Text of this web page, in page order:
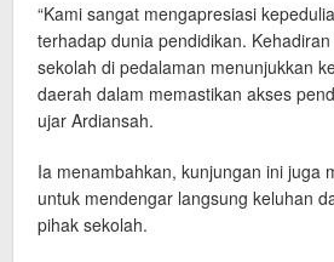
“Kami sangat mengapresiasi
terhadap dunia pendidikan.
sekolah di pedalaman menunjukkan
daerah dalam memastikan akses
ujar Ardiansah.
Ia menambahkan, kunjungan ini juga
untuk mendengar langsung keluhan
pihak sekolah.